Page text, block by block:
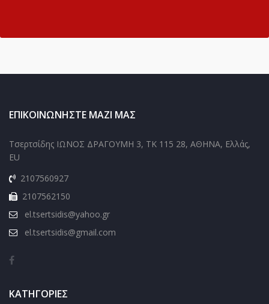
ΕΠΙΚΟΙΝΩΝΉΣΤΕ ΜΑΖΊ ΜΑΣ
Τσερτσίδης ΙΩΝΟΣ ΔΡΑΓΟΥΜΗ 3, ΤΚ 115 28, ΑΘΗΝΑ, Ελλάς,
EU
2107560927
2107562150
el.tsertsidis@yahoo.gr
el.tsertsidis@gmail.com
ΚΑΤΗΓΟΡΊΕΣ